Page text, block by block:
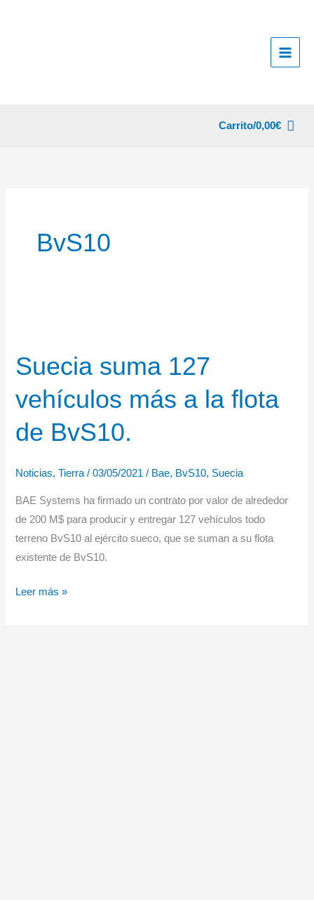
Carrito/0,00€
BvS10
Suecia suma 127
vehículos más a la flota
de BvS10.
Noticias,Tierra /03/05/2021/ Bae, BvS10, Suecia
BAE Systems ha firmado un contrato por valor de alrededor
de 200 M$ para producir y entregar 127 vehículos todo
terreno BvS10 al ejército sueco, que se suman a su flota
existente de BvS10.
Suecia
Leer más »